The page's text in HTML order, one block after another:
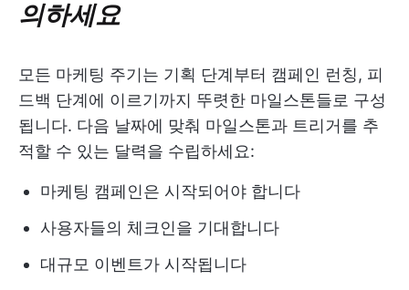
의하세요
모든 마케팅 주기는 기획 단계부터 캠페인 런칭, 피
드백 단계에 이르기까지 뚜렷한 마일스톤들로 구성
됩니다. 다음 날짜에 맞춰 마일스톤과 트리거를 추
적할 수 있는 달력을 수립하세요:
마케팅 캠페인은 시작되어야 합니다
사용자들의 체크인을 기대합니다
대규모 이벤트가 시작됩니다